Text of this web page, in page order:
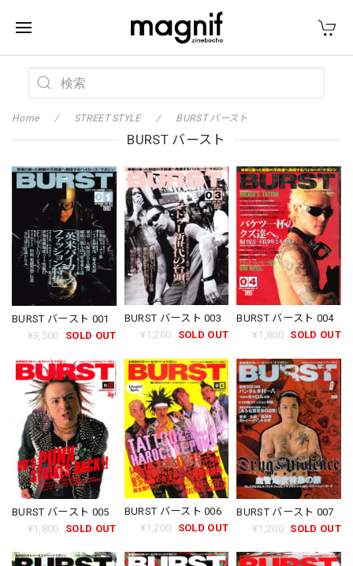
Home STREET STYLE BURST バースト
BURST バースト
BURST バースト 001
¥3,500
SOLD OUT
BURST バースト 003
¥1,200
SOLD OUT
BURST バースト 004
¥1,800 SOLD OUT
BURST バースト 005
¥1,800
SOLD OUT
BURST バースト 006
¥1,200
SOLD OUT
BURST バースト 007
¥1,200 SOLD OUT